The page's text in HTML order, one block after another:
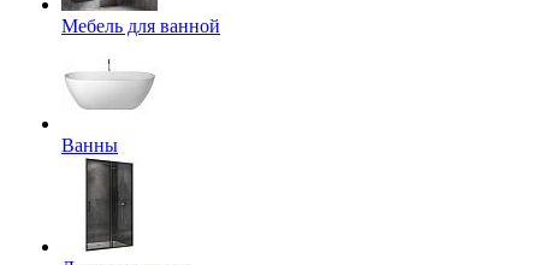
Мебель для ванной
Ванны